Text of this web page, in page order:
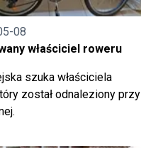
08
właściciel roweru
szuka właściciela
został odnaleziony przy